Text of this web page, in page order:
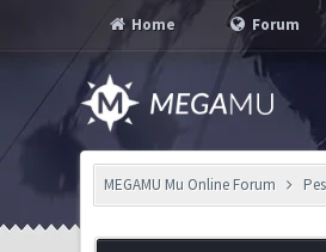
Home Forum
MEGAMU Mu Online Forum